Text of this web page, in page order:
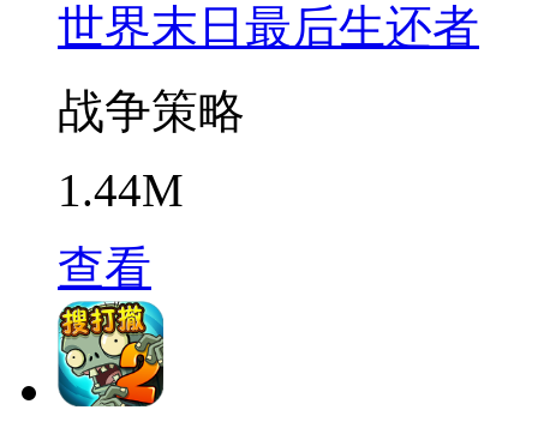
世界末日最后生还者
战争策略
1.44M
查看